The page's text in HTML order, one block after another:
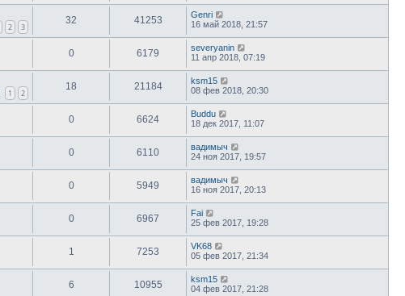
2 3
32 41253
Genri
16 май 2018, 21:57
0 6179
severyanin
11 апр 2018, 07:19
1 2
18 21184
ksm15
08 фев 2018, 20:30
0 6624
Buddu
18 дек 2017, 11:07
0 6110
вадимыч
24 ноя 2017, 19:57
0 5949
вадимыч
16 ноя 2017, 20:13
0 6967
Fai
25 фев 2017, 19:28
1 7253
VK68
05 фев 2017, 21:34
6 10955
ksm15
04 фев 2017, 21:28